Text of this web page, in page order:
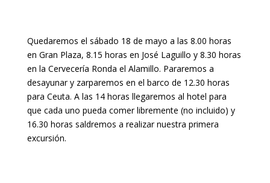
Quedaremos el sábado 18 de mayo a las 8.00 horas
en Gran Plaza, 8.15 horas en José Laguillo y 8.30 horas
en la Cervecería Ronda el Alamillo. Pararemos a
desayunar y zarparemos en el barco de 12.30 horas
para Ceuta. A las 14 horas llegaremos al hotel para
que cada uno pueda comer libremente (no incluido) y
16.30 horas saldremos a realizar nuestra primera
excursión.